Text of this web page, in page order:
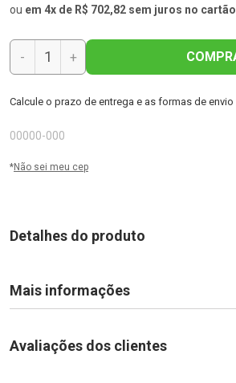
ou em 4x de R$ 702,82 sem juros no cartão
- +
Calcule o prazo de entrega e as formas de envio
*Não sei meu cep
Detalhes do produto
Mais informações
Avaliações dos clientes